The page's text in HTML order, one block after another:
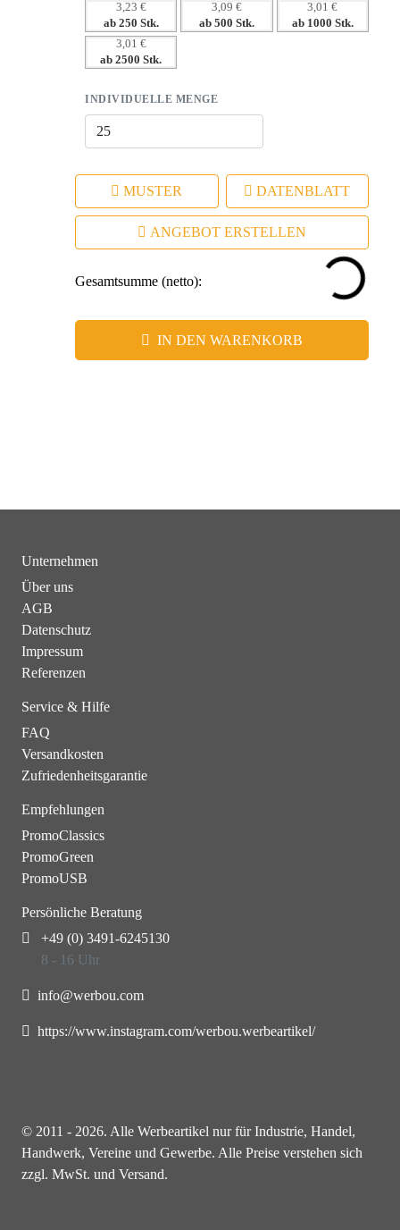
– Vielseitige Werbeanbringungsmöglichkeiten für
individuelle Gestaltung
– Sofortige Sympathie durch ansprechendes Design
3,23 €
ab 250 Stk.
3,09 €
ab 500 Stk.
3,01 €
ab 1000 Stk.
3,01 €
ab 2500 Stk.
INDIVIDUELLE MENGE
MUSTER DATENBLATT
ANGEBOT ERSTELLEN
Gesamtsumme (netto):
IN DEN WARENKORB
Unternehmen
Über uns
AGB
Datenschutz
Impressum
Referenzen
Service & Hilfe
FAQ
Versandkosten
Zufriedenheitsgarantie
Empfehlungen
PromoClassics
PromoGreen
PromoUSB
Persönliche Beratung
+49 (0) 3491-6245130
8 - 16 Uhr
info@werbou.com
https://www.instagram.com/werbou.werbeartikel/
© 2011 - 2026. Alle Werbeartikel nur für Industrie, Handel,
Handwerk, Vereine und Gewerbe. Alle Preise verstehen sich
zzgl. MwSt. und Versand.